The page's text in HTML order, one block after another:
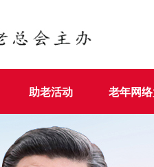
助老活动 老年网